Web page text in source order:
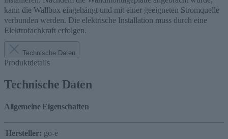
kann die Wallbox eingehängt und mit einer geeigneten Stromquelle
verbunden werden. Die elektrische Installation muss durch eine
Elektrofachkraft erfolgen.
Technische Daten
Produktdetails
Technische Daten
Allgemeine Eigenschaften
Hersteller: go-e